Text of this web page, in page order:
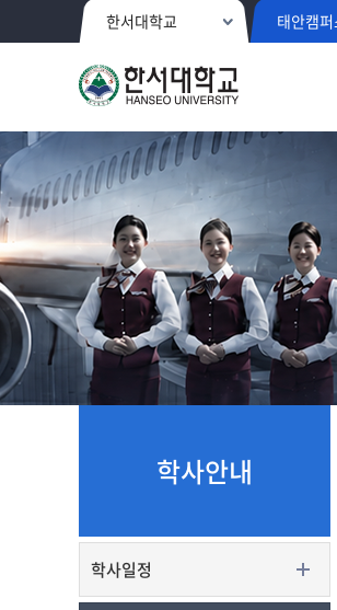
한서대학교 태안캠
학사안내
학사일정